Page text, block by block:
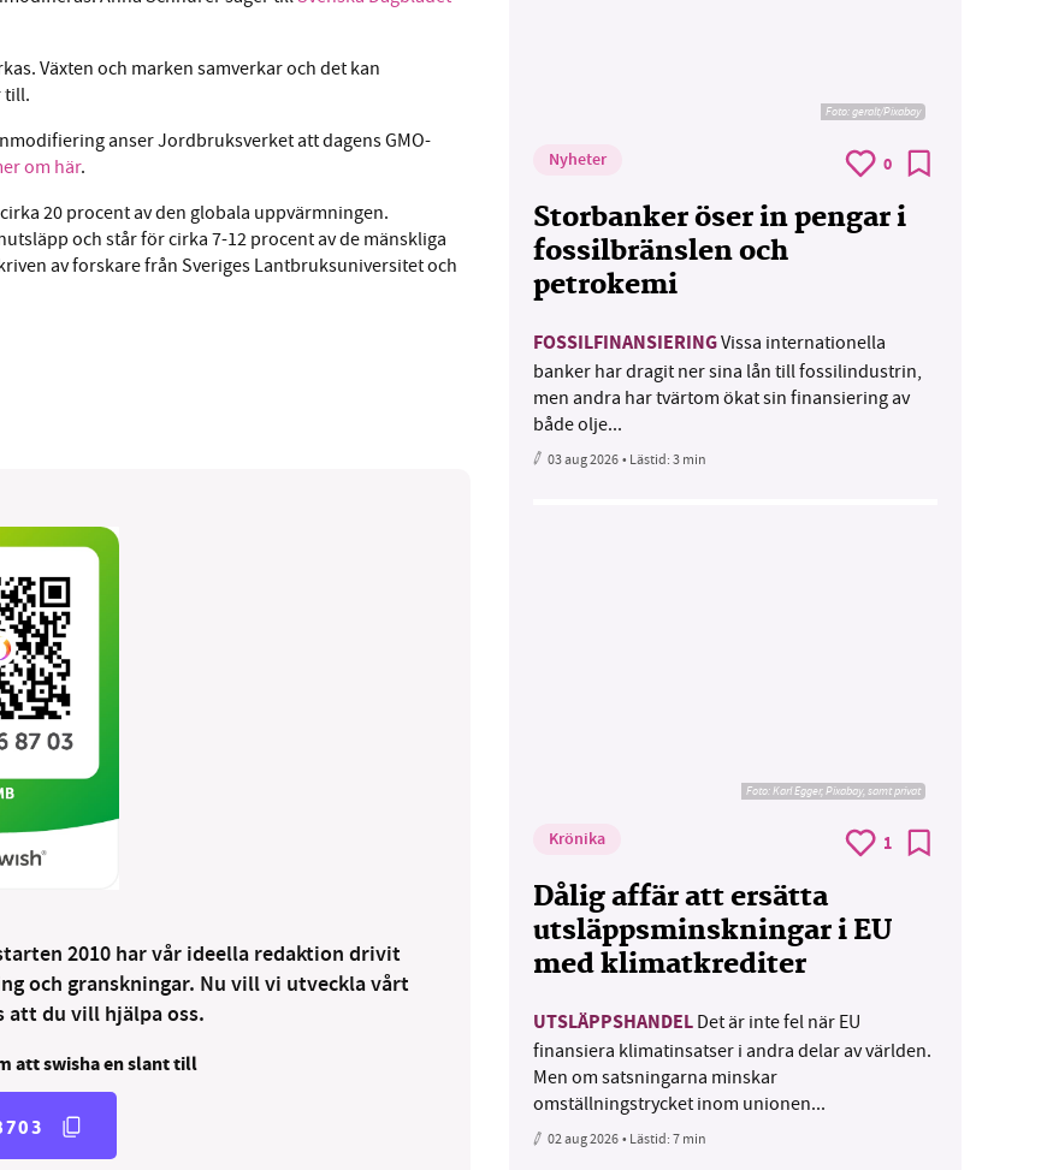
Växten och marken samverkar och det kan
till.
anser Jordbruksverket att dagens GMO-
om här.
20 procent av den globala uppvärmningen.
och står för cirka 7-12 procent av de mänskliga
av forskare från Sveriges Lantbruksuniversitet och
2010 har vår ideella redaktion drivit
och granskningar. Nu vill vi utveckla vårt
att du vill hjälpa oss.
att swisha en slant till
Foto:geralt/Pixabay
Nyheter 0
Storbanker öser in pengar i
fossilbränslen och
petrokemi
FOSSILFINANSIERINGVissa internationella
banker har dragit ner sina lån till fossilindustrin,
men andra har tvärtom ökat sin finansiering av
både olje...
03 aug 2026• Lästid:3 min
Foto:Karl Egger, Pixabay, samt privat
Krönika 1
Dålig affär att ersätta
utsläppsminskningar i EU
med klimatkrediter
UTSLÄPPSHANDEL Det är inte fel när EU
finansiera klimatinsatser i andra delar av världen.
Men om satsningarna minskar
omställningstrycket inom unionen...
02 aug 2026• Lästid:7 min